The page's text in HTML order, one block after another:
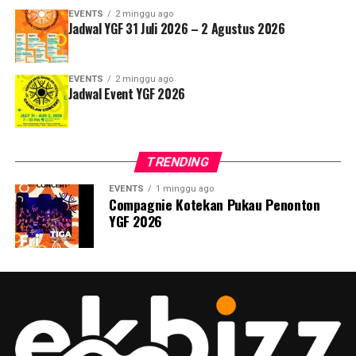
EVENTS 2 minggu ago
Jadwal YGF 31 Juli 2026 – 2 Agustus 2026
EVENTS 2 minggu ago
Jadwal Event YGF 2026
TRENDING
EVENTS 1 minggu ago
Compagnie Kotekan Pukau Penonton
YGF 2026